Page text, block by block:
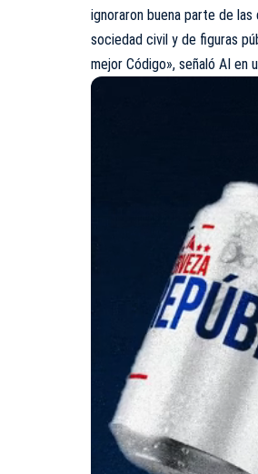
ignoraron buena parte de las
sociedad civil y de figuras
mejor Código», señaló AI en